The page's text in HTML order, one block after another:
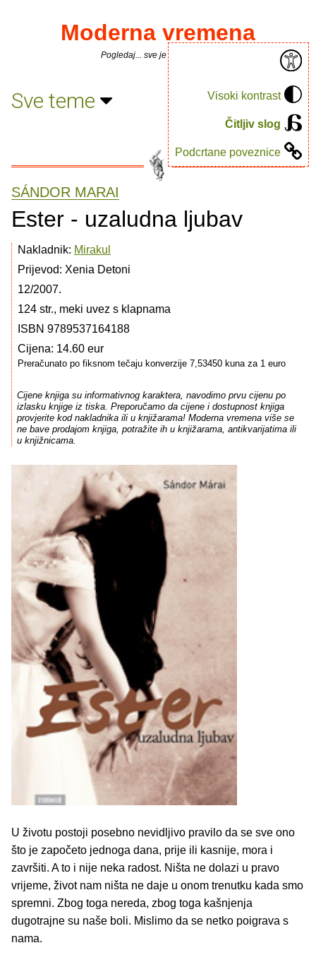
Visoki kontrast
Čitljiv slog
Podcrtane poveznice
Moderna vremena
Pogledaj... sve je puno knjiga.
Sve teme
SÁNDOR MARAI
Ester - uzaludna ljubav
Nakladnik: Mirakul
Prijevod: Xenia Detoni
12/2007.
124 str., meki uvez s klapnama
ISBN 9789537164188
Cijena: 14.60 eur
Preračunato po fiksnom tečaju konverzije 7,53450 kuna za 1 euro
Cijene knjiga su informativnog karaktera, navodimo prvu cijenu po
izlasku knjige iz tiska. Preporučamo da cijene i dostupnost knjiga
provjerite kod nakladnika ili u knjižarama! Moderna vremena više se
ne bave prodajom knjiga, potražite ih u knjižarama, antikvarijatima ili
u knjižnicama.
U životu postoji posebno nevidljivo pravilo da se sve ono
što je započeto jednoga dana, prije ili kasnije, mora i
završiti. A to i nije neka radost. Ništa ne dolazi u pravo
vrijeme, život nam ništa ne daje u onom trenutku kada smo
spremni. Zbog toga nereda, zbog toga kašnjenja
dugotrajne su naše boli. Mislimo da se netko poigrava s
nama.